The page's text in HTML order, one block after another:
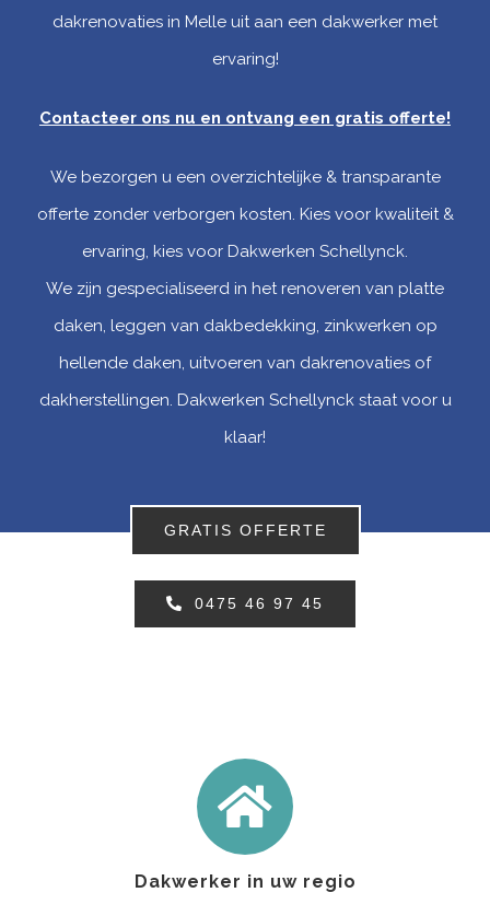
dakrenovaties in Melle uit aan een dakwerker met
ervaring!
Contacteer ons nu en ontvang een gratis offerte!
We bezorgen u een overzichtelijke & transparante
offerte zonder verborgen kosten. Kies voor kwaliteit &
ervaring, kies voor Dakwerken Schellynck.
We zijn gespecialiseerd in het renoveren van platte
daken, leggen van dakbedekking, zinkwerken op
hellende daken, uitvoeren van dakrenovaties of
dakherstellingen. Dakwerken Schellynck staat voor u
klaar!
GRATIS OFFERTE
0475 46 97 45
Dakwerker in uw regio